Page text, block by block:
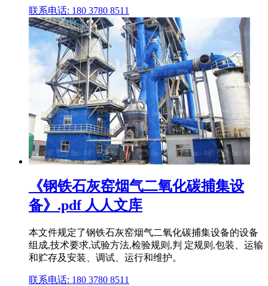
联系电话: 180 3780 8511
《钢铁石灰窑烟气二氧化碳捕集设
备》.pdf 人人文库
本文件规定了钢铁石灰窑烟气二氧化碳捕集设备的设备
组成,技术要求,试验方法,检验规则,判 定规则,包装、运输
和贮存及安装、调试、运行和维护。
联系电话: 180 3780 8511